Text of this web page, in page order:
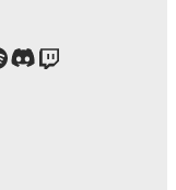
Discord Twitch